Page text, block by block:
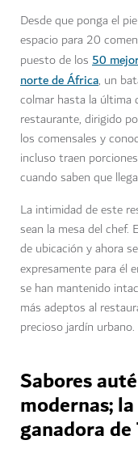
Desde que ponga el
espacio para 20
puesto de los 50
norte de África, un
colmar hasta la última
restaurante, dirigido
los comensales y
incluso traen
cuando saben que
La intimidad de este
sean la mesa del
de ubicación y ahora
expresamente para él
se han mantenido
más adeptos al
precioso jardín urbano.
Sabores
modernas;
ganadora